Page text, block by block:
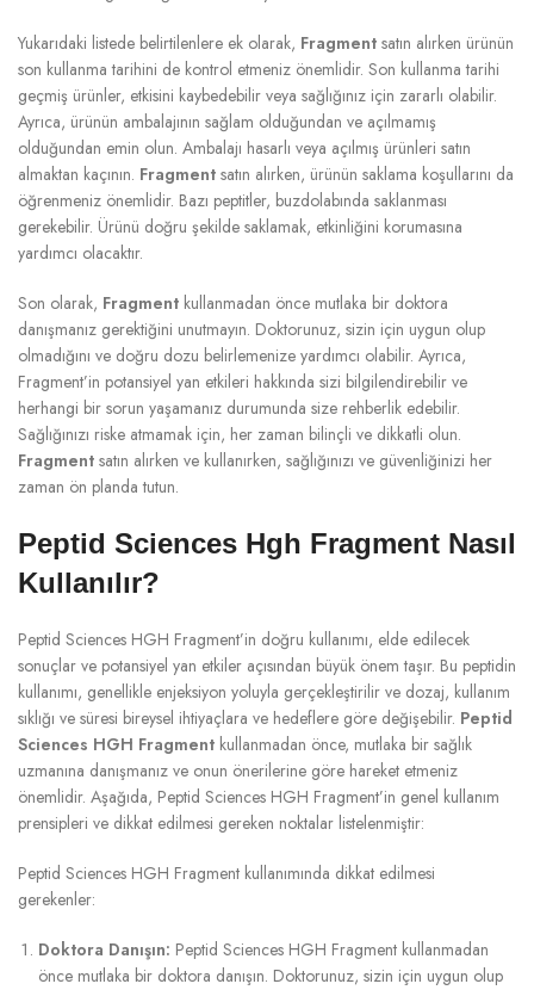
Yukarıdaki listede belirtilenlere ek olarak, Fragment satın alırken ürünün
son kullanma tarihini de kontrol etmeniz önemlidir. Son kullanma tarihi
geçmiş ürünler, etkisini kaybedebilir veya sağlığınız için zararlı olabilir.
Ayrıca, ürünün ambalajının sağlam olduğundan ve açılmamış
olduğundan emin olun. Ambalajı hasarlı veya açılmış ürünleri satın
almaktan kaçının. Fragment satın alırken, ürünün saklama koşullarını da
öğrenmeniz önemlidir. Bazı peptitler, buzdolabında saklanması
gerekebilir. Ürünü doğru şekilde saklamak, etkinliğini korumasına
yardımcı olacaktır.
Son olarak, Fragment kullanmadan önce mutlaka bir doktora
danışmanız gerektiğini unutmayın. Doktorunuz, sizin için uygun olup
olmadığını ve doğru dozu belirlemenize yardımcı olabilir. Ayrıca,
Fragment’in potansiyel yan etkileri hakkında sizi bilgilendirebilir ve
herhangi bir sorun yaşamanız durumunda size rehberlik edebilir.
Sağlığınızı riske atmamak için, her zaman bilinçli ve dikkatli olun.
Fragment satın alırken ve kullanırken, sağlığınızı ve güvenliğinizi her
zaman ön planda tutun.
Peptid Sciences Hgh Fragment Nasıl
Kullanılır?
Peptid Sciences HGH Fragment’in doğru kullanımı, elde edilecek
sonuçlar ve potansiyel yan etkiler açısından büyük önem taşır. Bu peptidin
kullanımı, genellikle enjeksiyon yoluyla gerçekleştirilir ve dozaj, kullanım
sıklığı ve süresi bireysel ihtiyaçlara ve hedeflere göre değişebilir. Peptid
Sciences HGH Fragment kullanmadan önce, mutlaka bir sağlık
uzmanına danışmanız ve onun önerilerine göre hareket etmeniz
önemlidir. Aşağıda, Peptid Sciences HGH Fragment’in genel kullanım
prensipleri ve dikkat edilmesi gereken noktalar listelenmiştir:
Peptid Sciences HGH Fragment kullanımında dikkat edilmesi
gerekenler:
Doktora Danışın: Peptid Sciences HGH Fragment kullanmadan
önce mutlaka bir doktora danışın. Doktorunuz, sizin için uygun olup